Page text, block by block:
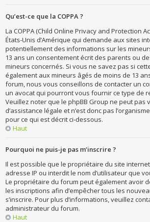
Qu’est-ce que la COPPA ?
La COPPA (Child Online Privacy and Protection
États-Unis d’Amérique qui demande aux sites
potentiellement des informations sur les
13 ans un consentement écrit des parents ou
mineurs concernés. Si vous ne savez pas si
également aux mineurs âgés de moins de 13
forum, nous vous conseillons de contacter un
un avocat qui pourront vous fournir ce type de
Veuillez noter que le phpBB Group ne peut pas
d’assistance légale et n’est donc pas
pour ce qui est décrit ci-dessous.
Haut
Pourquoi ne puis-je pas m’inscrire ?
Il est possible que le propriétaire du site
adresse IP ou interdit le nom d’utilisateur que
Le propriétaire du forum peut également avoir
les inscriptions afin d’empêcher tous les
s’inscrire. Pour plus d’informations, veuillez
administrateur du forum.
Haut